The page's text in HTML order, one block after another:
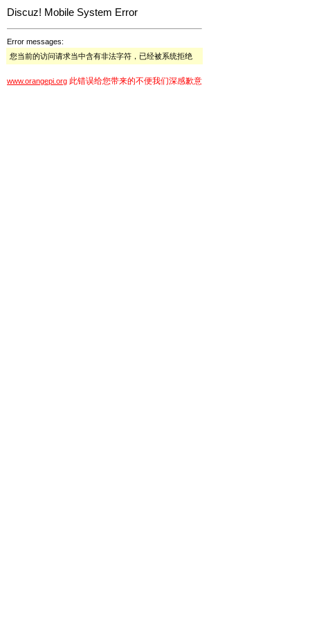
Discuz! Mobile System Error
Error messages:
您当前的访问请求当中含有非法字符，已经被系统拒绝
www.orangepi.org 此错误给您带来的不便我们深感歉意